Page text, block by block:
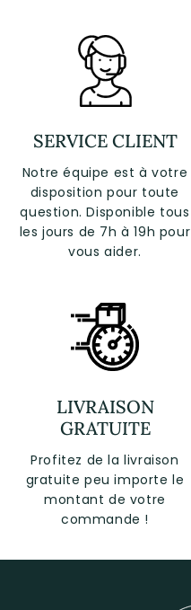
SERVICE CLIENT
Notre équipe est à votre
disposition pour toute
question. Disponible tous
les jours de 7h à 19h pour
vous aider.
LIVRAISON
GRATUITE
Profitez de la livraison
gratuite peu importe le
montant de votre
commande !